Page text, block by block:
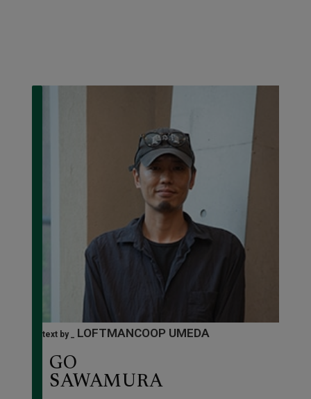
text by _ LOFTMANCOOP UMEDA
GO
SAWAMURA